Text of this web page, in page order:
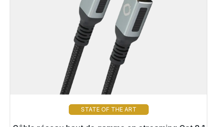
STATE OF THE ART